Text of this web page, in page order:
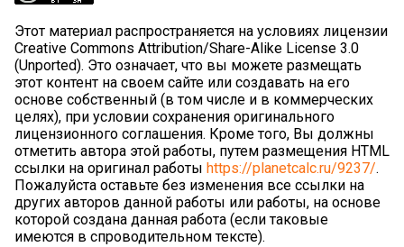
Этот материал распространяется на условиях лицензии
Creative Commons Attribution/Share-Alike License 3.0
(Unported). Это означает, что вы можете размещать
этот контент на своем сайте или создавать на его
основе собственный (в том числе и в коммерческих
целях), при условии сохранения оригинального
лицензионного соглашения. Кроме того, Вы должны
отметить автора этой работы, путем размещения HTML
ссылки на оригинал работы https://planetcalc.ru/9237/.
Пожалуйста оставьте без изменения все ссылки на
других авторов данной работы или работы, на основе
которой создана данная работа (если таковые
имеются в спроводительном тексте).